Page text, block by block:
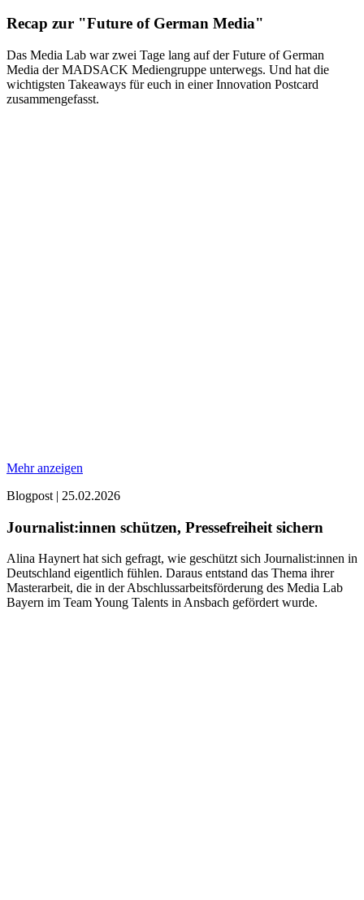
Recap zur "Future of German Media"
Das Media Lab war zwei Tage lang auf der Future of German
Media der MADSACK Mediengruppe unterwegs. Und hat die
wichtigsten Takeaways für euch in einer Innovation Postcard
zusammengefasst.
Mehr anzeigen
Blogpost | 25.02.2026
Journalist:innen schützen, Pressefreiheit sichern
Alina Haynert hat sich gefragt, wie geschützt sich Journalist:innen in
Deutschland eigentlich fühlen. Daraus entstand das Thema ihrer
Masterarbeit, die in der Abschlussarbeitsförderung des Media Lab
Bayern im Team Young Talents in Ansbach gefördert wurde.